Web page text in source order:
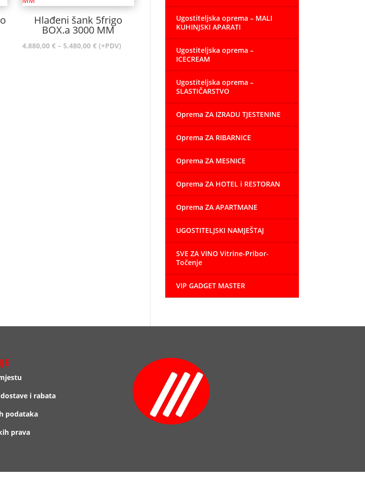
Hlađeni šank 5frigo
BOX.a 3000 MM
4.880,00 € – 5.480,00 €Raspon
(+PDV)
Ugostiteljska oprema – MALI
KUHINJSKI APARATI
Ugostiteljska oprema –
ICECREAM
Ugostiteljska oprema –
SLASTIČARSTVO
Oprema ZA IZRADU TJESTENINE
Oprema ZA RIBARNICE
Oprema ZA MESNICE
Oprema ZA HOTEL i RESTORAN
Oprema ZA APARTMANE
UGOSTITELJSKI NAMJEŠTAJ
SVE ZA VINO Vitrine-Pribor-
Točenje
VIP GADGET MASTER
i rabata
podataka
prava